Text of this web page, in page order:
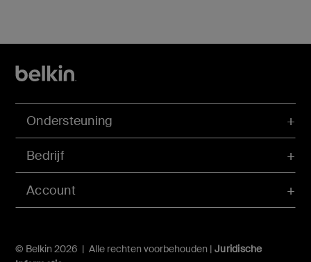
Account
Ondersteuning
Bedrijf
© Belkin 2026 | Alle rechten voorbehouden | Juridische